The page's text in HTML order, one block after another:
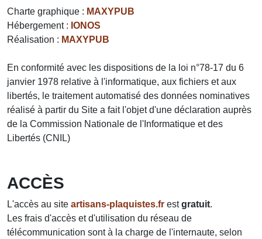
Charte graphique : MAXYPUB
Hébergement : IONOS
Réalisation : MAXYPUB
En conformité avec les dispositions de la loi n°78-17 du 6
janvier 1978 relative à l'informatique, aux fichiers et aux
libertés, le traitement automatisé des données nominatives
réalisé à partir du Site a fait l'objet d'une déclaration auprès
de la Commission Nationale de l'Informatique et des
Libertés (CNIL)
ACCÈS
L'accès au site artisans-plaquistes.fr estgratuit.
Les frais d'accès et d'utilisation du réseau de
télécommunication sont à la charge de l'internaute, selon